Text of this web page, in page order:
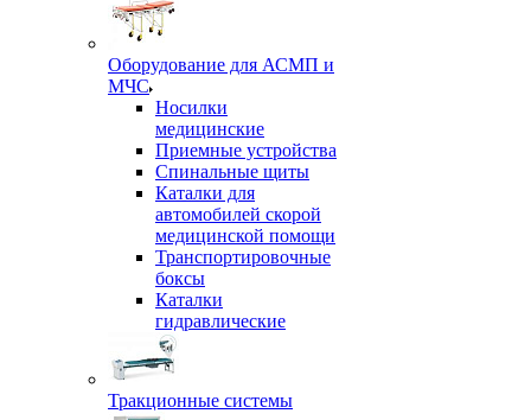
Оборудование для АСМП и
МЧС
Носилки
медицинские
Приемные устройства
Спинальные щиты
Каталки для
автомобилей скорой
медицинской помощи
Транспортировочные
боксы
Каталки
гидравлические
Тракционные системы